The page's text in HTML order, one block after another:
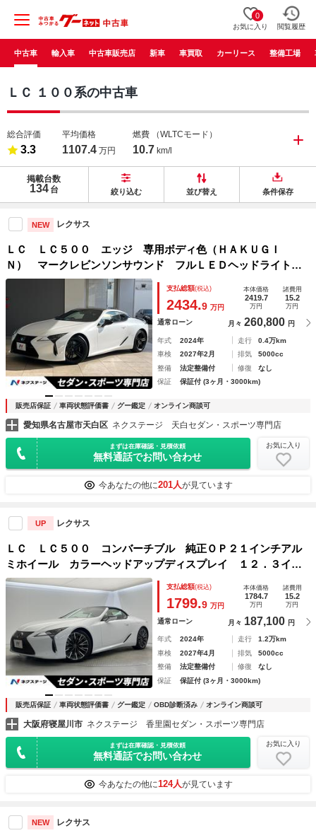
0
お気に入り 閲覧履歴
中古車 輸入車 中古車販売店 新車 車買取 カーリース 整備工場
ＬＣ １００系の中古車
総合評価
3.3
平均価格
1107.4 万円
燃費 （WLTCモード）
10.7 km/l
掲載台数
134 台 絞り込む 並び替え 条件保存
NEW レクサス
ＬＣ ＬＣ５００ エッジ 専用ボディ色（ＨＡＫＵＧＩ
Ｎ） マークレビンソンサウンド フルＬＥＤヘッドライト
純正２１インチアルミ ＡＴオイルクーラー ヘッドアップデ
ィスプレイ 専用内装（ＫＡＣＨＩＩＲＯ） 専用スカッフプ
レート
支払総額(税込)
2434.9 万円
本体価格
2419.7
万円
諸費用
15.2
万円
通常ローン 月々 260,800 円
年式 2024年 走行
0.4万km
車検
2027年2月 排気
5000cc
整備
法定整備付 修復
なし
保証
保証付 (3ヶ月・3000km)
販売店保証 車両状態評価書 グー鑑定 オンライン商談可
愛知県名古屋市天白区 ネクステージ 天白セダン・スポーツ専門店
まずは在庫確認・見積依頼
無料通話でお問い合わせ
お気に入り
今あなたの他に201人が見ています
UP レクサス
ＬＣ ＬＣ５００ コンバーチブル 純正ＯＰ２１インチアル
ミホイール カラーヘッドアップディスプレイ １２．３イン
チディスプレイオーディオ パノラミックビューモニター プ
リクラッシュセーフティ シートベンチレーション
支払総額(税込)
1799.9 万円
本体価格
1784.7
万円
諸費用
15.2
万円
通常ローン 月々 187,100 円
年式 2024年 走行
1.2万km
車検
2027年4月 排気
5000cc
整備
法定整備付 修復
なし
保証
保証付 (3ヶ月・3000km)
販売店保証 車両状態評価書 グー鑑定 OBD診断済み オンライン商談可
大阪府寝屋川市 ネクステージ 香里園セダン・スポーツ専門店
まずは在庫確認・見積依頼
無料通話でお問い合わせ
お気に入り
今あなたの他に124人が見ています
NEW レクサス